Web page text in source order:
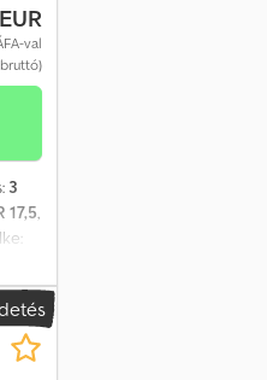
val
3
17,5